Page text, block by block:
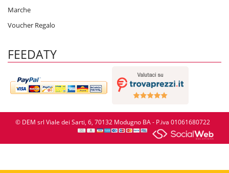
Marche
Voucher Regalo
FEEDATY
© DEM srl Viale dei Sarti, 6, 70132 Modugno BA - P.iva 01061680722